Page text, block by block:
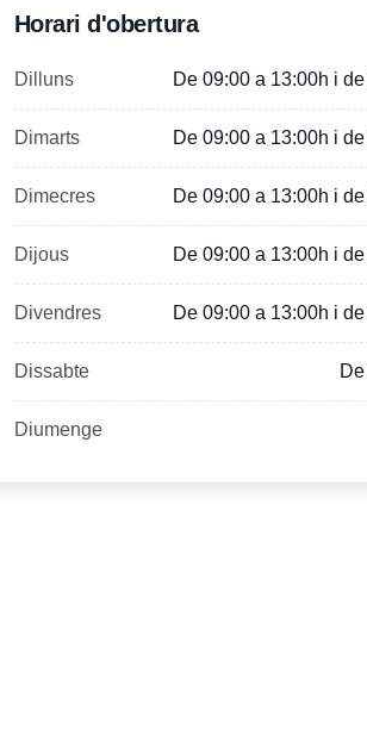
Horari d'obertura
Dilluns De 09:00 a 13:00h i
Dimarts De 09:00 a 13:00h i
Dimecres De 09:00 a 13:00h i
Dijous De 09:00 a 13:00h i
Divendres De 09:00 a 13:00h i
Dissabte
Diumenge